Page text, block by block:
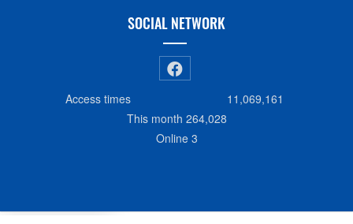
SOCIAL NETWORK
Access times
11,069,161
This month 264,028
Online 3